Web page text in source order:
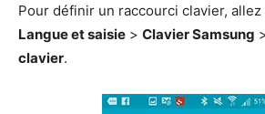
Pour définir un raccourci clavier, allez
Langue et saisie > Clavier Samsung
clavier.